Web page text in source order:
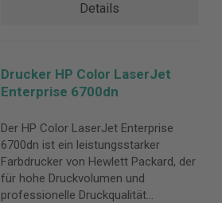
Details
Drucker HP Color LaserJet
Enterprise 6700dn
Der HP Color LaserJet Enterprise
6700dn ist ein leistungsstarker
Farbdrucker von Hewlett Packard, der
für hohe Druckvolumen und
professionelle Druckqualität